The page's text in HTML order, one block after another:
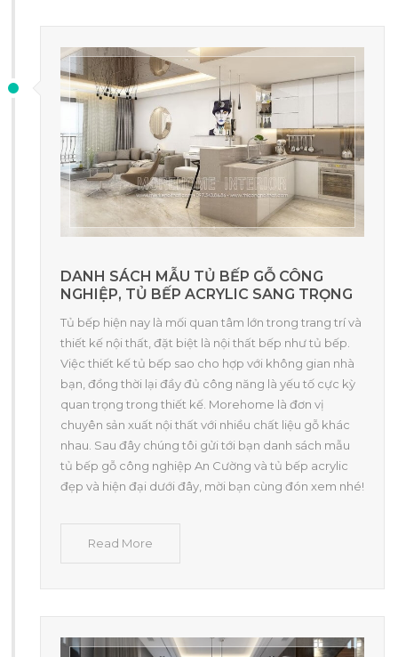
DANH SÁCH MẪU TỦ BẾP GỖ CÔNG
NGHIỆP, TỦ BẾP ACRYLIC SANG TRỌNG
Tủ bếp hiện nay là mối quan tâm lớn trong trang trí và
thiết kế nội thất, đặt biệt là nội thất bếp như tủ bếp.
Việc thiết kế tủ bếp sao cho hợp với không gian nhà
bạn, đồng thời lại đầy đủ công năng là yếu tố cực kỳ
quan trọng trong thiết kế. Morehome là đơn vị
chuyên sản xuất nội thất với nhiều chất liệu gỗ khác
nhau. Sau đây chúng tôi gửi tới bạn danh sách mẫu
tủ bếp gỗ công nghiệp An Cường và tủ bếp acrylic
đẹp và hiện đại dưới đây, mời bạn cùng đón xem nhé!
Read More